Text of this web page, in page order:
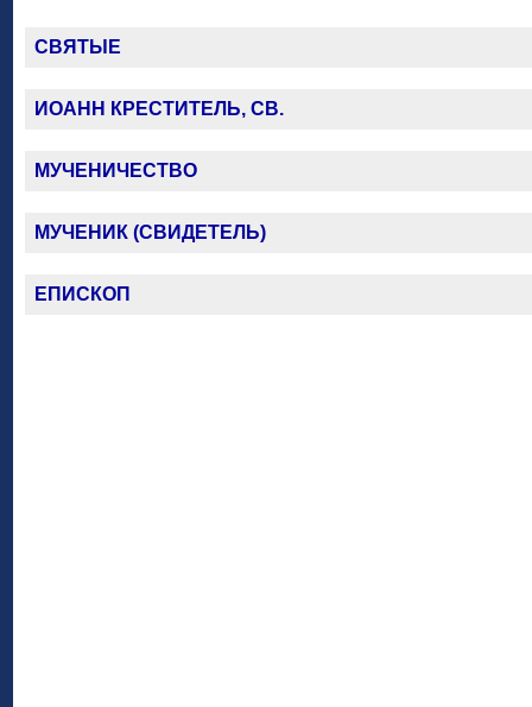
СВЯТЫЕ
ИОАНН КРЕСТИТЕЛЬ, СВ.
МУЧЕНИЧЕСТВО
МУЧЕНИК (СВИДЕТЕЛЬ)
ЕПИСКОП